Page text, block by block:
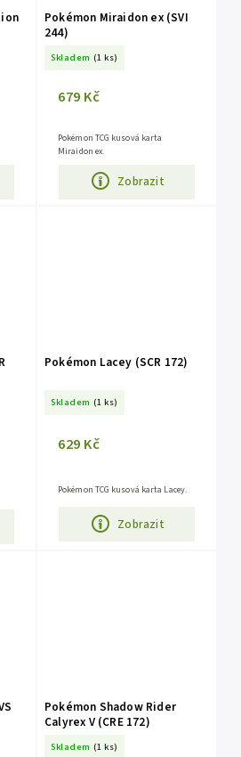
Pokémon Miraidon ex (SVI
244)
Skladem (1 ks)
679 Kč
Zobrazit
Pokémon TCG kusová karta
Miraidon ex.
Pokémon Lacey (SCR 172)
Skladem (1 ks)
629 Kč
Zobrazit
Pokémon TCG kusová karta Lacey.
Pokémon Shadow Rider
Calyrex V (CRE 172)
Skladem (1 ks)